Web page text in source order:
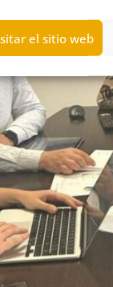
el sitio web